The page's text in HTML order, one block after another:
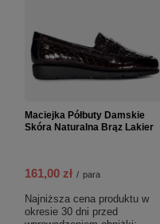
Maciejka Półbuty Damskie
Skóra Naturalna Brąz Lakier
161,00 zł / para
Najniższa cena produktu w
okresie 30 dni przed